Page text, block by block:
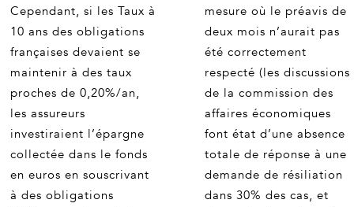
Cependant, si les Taux à
10 ans des obligations
françaises devaient se
maintenir à des taux
proches de 0,20%/an,
les assureurs
investiraient l’épargne
collectée dans le fonds
en euros en souscrivant
à des obligations
mesure où le préavis de
deux mois n’aurait pas
été correctement
respecté (les discussions
de la commission des
affaires économiques
font état d’une absence
totale de réponse à une
demande de résiliation
dans 30% des cas, et